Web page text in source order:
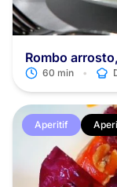
Rombo
60 min •
Aperitif